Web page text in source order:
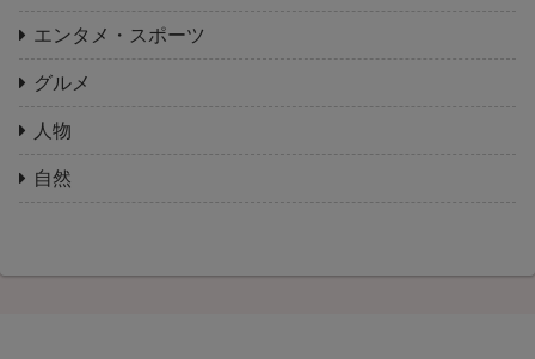
エンタメ・スポーツ
グルメ
人物
自然